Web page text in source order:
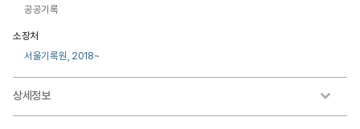
공공기록
소장처
서울기록원, 2018~
상세정보